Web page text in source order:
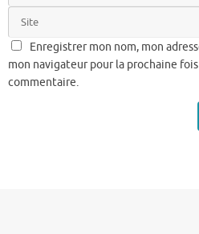
Enregistrer mon nom, mon
mon navigateur pour la prochaine
commentaire.